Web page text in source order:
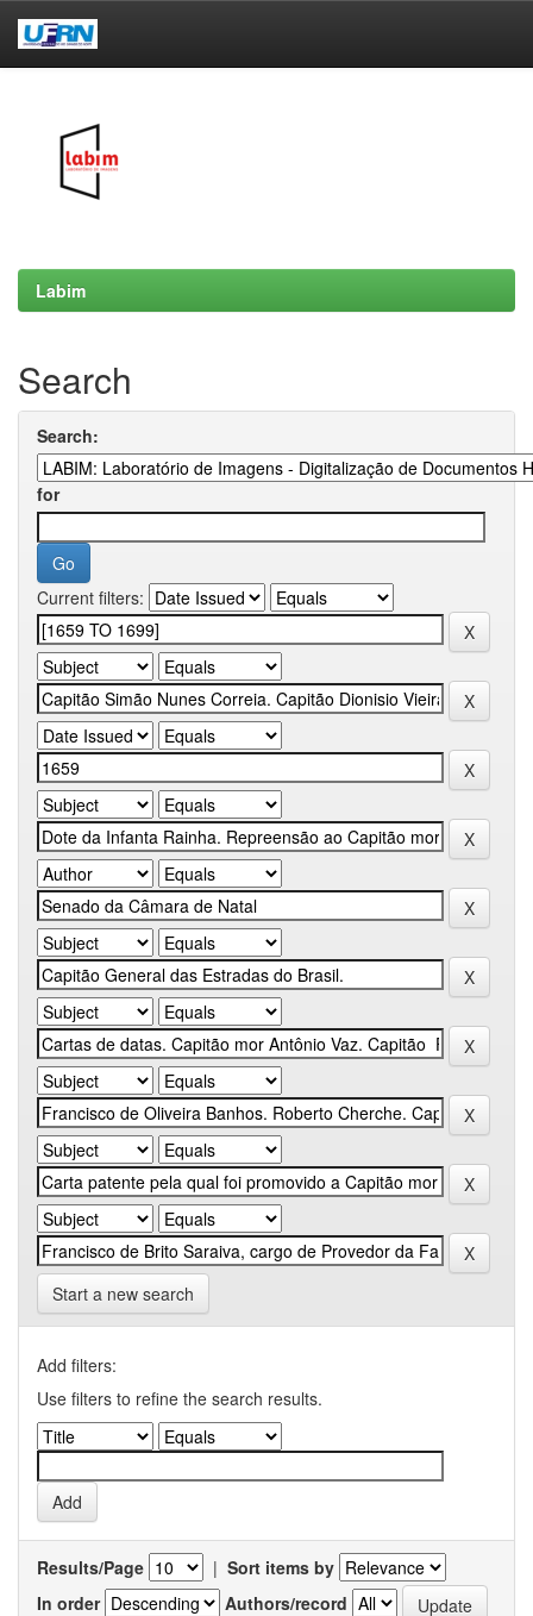
Labim
Search
Search:
for
Current filters:
Start a new search
Add filters:
Use filters to refine the search results.
Results/Page | Sort items by
In order
Authors/record